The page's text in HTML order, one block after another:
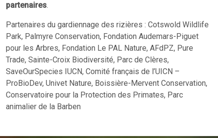
partenaires.
Partenaires du gardiennage des rizières : Cotswold Wildlife
Park, Palmyre Conservation, Fondation Audemars-Piguet
pour les Arbres, Fondation Le PAL Nature, AFdPZ, Pure
Trade, Sainte-Croix Biodiversité, Parc de Clères,
SaveOurSpecies IUCN, Comité français de l’UICN –
ProBioDev, Univet Nature, Boissière-Mervent Conservation,
Conservatoire pour la Protection des Primates, Parc
animalier de la Barben